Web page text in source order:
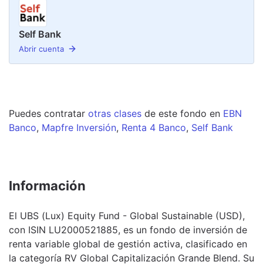
Self Bank
Abrir cuenta
Puedes contratar otras clases de este fondo en EBN
Banco, Mapfre Inversión, Renta 4 Banco, Self Bank
Información
El UBS (Lux) Equity Fund - Global Sustainable (USD),
con ISIN LU2000521885, es un fondo de inversión de
renta variable global de gestión activa, clasificado en
la categoría RV Global Capitalización Grande Blend. Su